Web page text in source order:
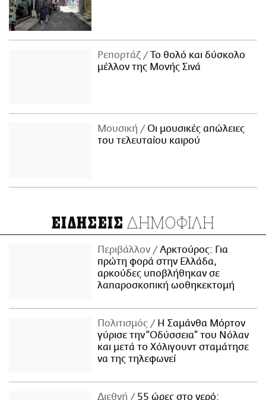
Ρεπορτάζ
Το θολό και δύσκολο
μέλλον της Μονής Σινά
Μουσική
Οι μουσικές απώλειες
του τελευταίου καιρού
ΕΙΔΗΣΕΙΣ ΔΗΜΟΦΙΛΗ
Περιβάλλον
Αρκτούρος: Για
πρώτη φορά στην Ελλάδα,
αρκούδες υποβλήθηκαν σε
λαπαροσκοπική ωοθηκεκτομή
Πολιτισμός
Η Σαμάνθα Μόρτον
γύρισε την “Οδύσσεια” του Νόλαν
και μετά το Χόλιγουντ σταμάτησε
να της τηλεφωνεί
Διεθνή 55 ώρες στο νερό: